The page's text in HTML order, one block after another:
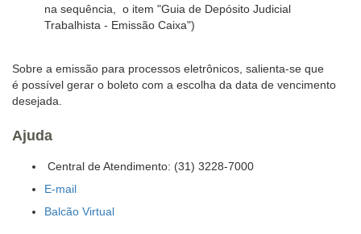
na sequência, o item "Guia de Depósito Judicial
Trabalhista - Emissão Caixa")
Sobre a emissão para processos eletrônicos, salienta-se que
é possível gerar o boleto com a escolha da data de vencimento
desejada.
Ajuda
Central de Atendimento: (31) 3228-7000
E-mail
Balcão Virtual